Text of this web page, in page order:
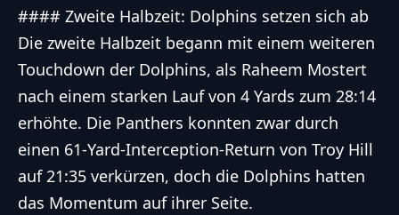
#### Zweite Halbzeit: Dolphins setzen sich ab
Die zweite Halbzeit begann mit einem weiteren
Touchdown der Dolphins, als Raheem Mostert
nach einem starken Lauf von 4 Yards zum 28:14
erhöhte. Die Panthers konnten zwar durch
einen 61-Yard-Interception-Return von Troy Hill
auf 21:35 verkürzen, doch die Dolphins hatten
das Momentum auf ihrer Seite.